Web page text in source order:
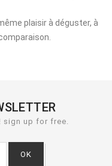
plaisir à déguster, à
sign up for free.